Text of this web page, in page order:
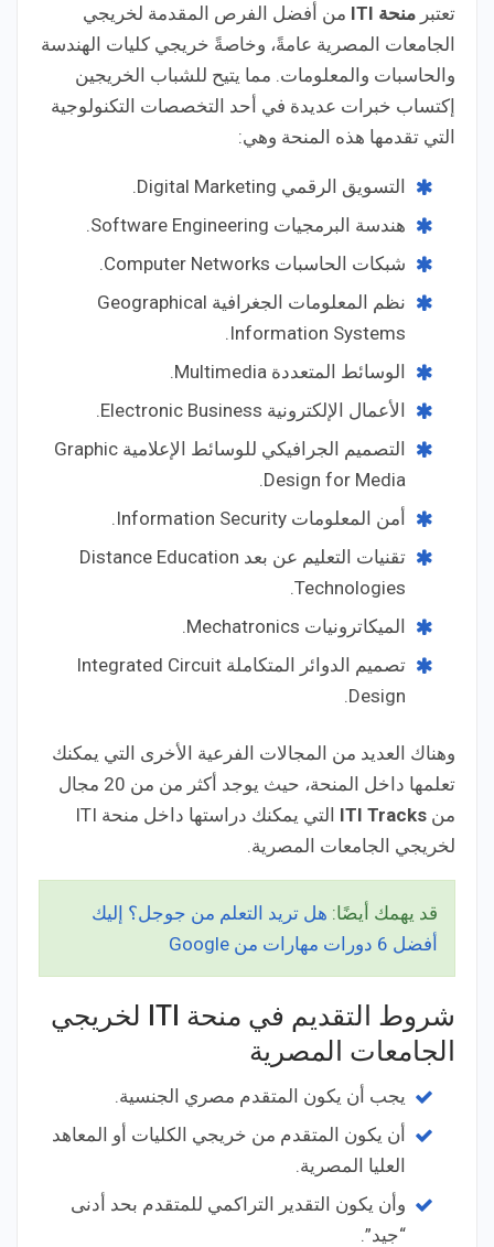
تعتبر منحة ITI
من أفضل الفرص المقدمة لخريجي
الجامعات المصرية عامةً، وخاصةً خريجي كليات الهندسة
والحاسبات والمعلومات. مما يتيح للشباب الخريجين
إكتساب خبرات عديدة في أحد التخصصات التكنولوجية
التي تقدمها هذه المنحة وهي:
التسويق الرقمي Digital Marketing.
هندسة البرمجيات Software Engineering.
شبكات الحاسبات Computer Networks.
نظم المعلومات الجغرافية Geographical
Information Systems.
الوسائط المتعددة Multimedia.
الأعمال الإلكترونية Electronic Business.
التصميم الجرافيكي للوسائط الإعلامية Graphic
Design for Media.
أمن المعلومات Information Security.
تقنيات التعليم عن بعد Distance Education
Technologies.
الميكاترونيات Mechatronics.
تصميم الدوائر المتكاملة Integrated Circuit
Design.
وهناك العديد من المجالات الفرعية الأخرى التي يمكنك
تعلمها داخل المنحة، حيث يوجد أكثر من من 20 مجال
من ITI Tracks
التي يمكنك دراستها داخل منحة ITI
لخريجي الجامعات المصرية.
قد يهمك أيضًا: هل تريد التعلم من جوجل؟ إليك
أفضل 6 دورات مهارات من Google
شروط التقديم في منحة ITI لخريجي
الجامعات المصرية
يجب أن يكون المتقدم مصري الجنسية.
أن يكون المتقدم من خريجي الكليات أو المعاهد
العليا المصرية.
وأن يكون التقدير التراكمي للمتقدم بحد أدنى
“جيد”.